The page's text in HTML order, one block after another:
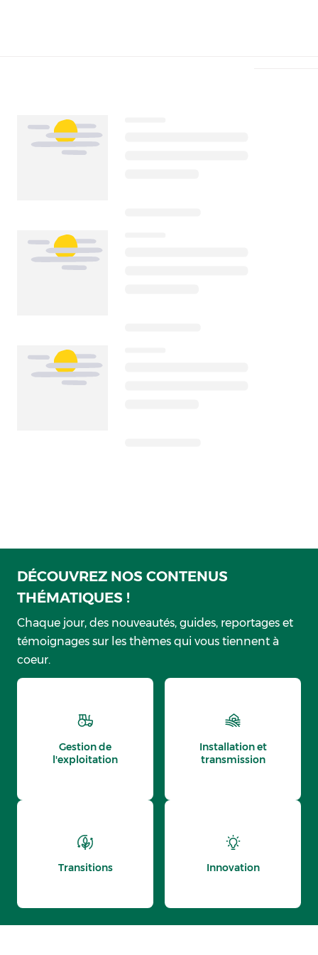
DÉCOUVREZ NOS CONTENUS
THÉMATIQUES !
Chaque jour, des nouveautés, guides, reportages et
témoignages sur les thèmes qui vous tiennent à
coeur.
Gestion de
l'exploitation
Installation et
transmission
Transitions Innovation